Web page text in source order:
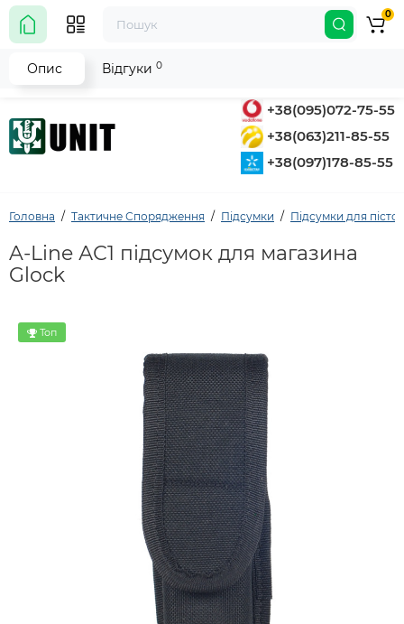
+38(095)072-75-55
+38(063)211-85-55
+38(097)178-85-55
0
Головна Тактичне Спорядження Підсумки Підсумки для
A-Line АС1 підсумок для магазина
Glock
Топ
Опис Відгуки 0